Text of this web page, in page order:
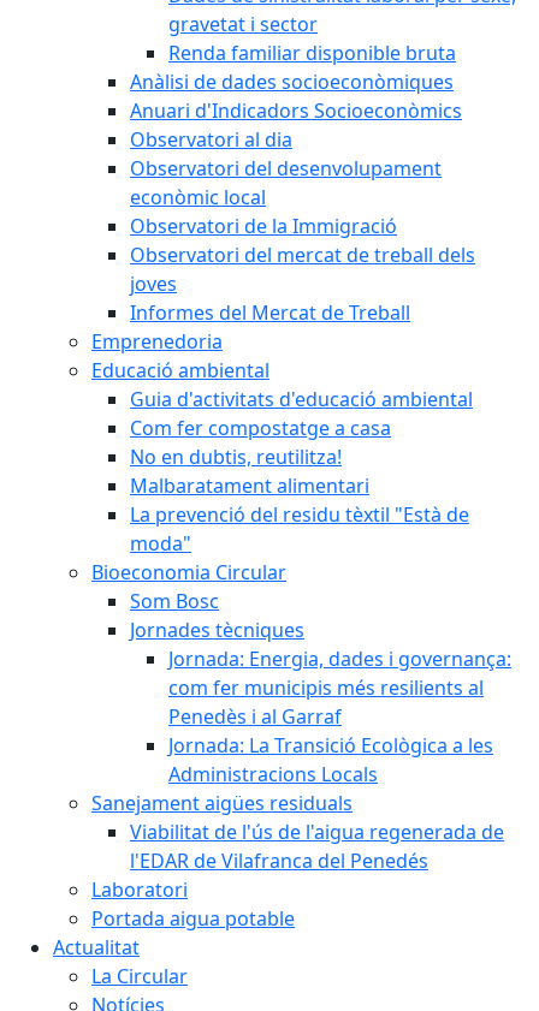
gravetat i sector
Renda familiar disponible bruta
Anàlisi de dades socioeconòmiques
Anuari d'Indicadors Socioeconòmics
Observatori al dia
Observatori del desenvolupament
econòmic local
Observatori de la Immigració
Observatori del mercat de treball dels
joves
Informes del Mercat de Treball
Emprenedoria
Educació ambiental
Guia d'activitats d'educació ambiental
Com fer compostatge a casa
No en dubtis, reutilitza!
Malbaratament alimentari
La prevenció del residu tèxtil "Està de
moda"
Bioeconomia Circular
Som Bosc
Jornades tècniques
Jornada: Energia, dades i governança:
com fer municipis més resilients al
Penedès i al Garraf
Jornada: La Transició Ecològica a les
Administracions Locals
Sanejament aigües residuals
Viabilitat de l'ús de l'aigua regenerada de
l'EDAR de Vilafranca del Penedés
Laboratori
Portada aigua potable
Actualitat
La Circular
Notícies